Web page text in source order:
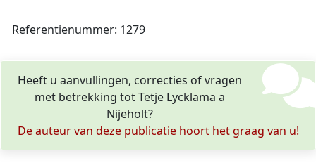
Referentienummer: 1279
Heeft u aanvullingen, correcties of vragen
met betrekking tot Tetje Lycklama a
Nijeholt?
De auteur van deze publicatie hoort het graag van u!